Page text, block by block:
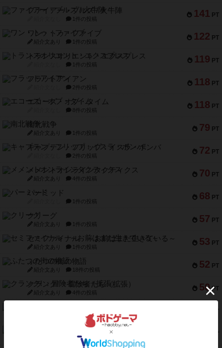
141 PT
ファイアー・ブルズ / 火牛陣
1件の投稿
122 PT
ワン・トゥ・ファイブ
紹介文あり 1件の投稿
119 PT
トランスオリエント・エクスプレス
1件の投稿
118 PT
フラットアイアン
2件の投稿
118 PT
エコーズ・オブ・タイム
8件の投稿
79 PT
南北戦争
紹介文あり 1件の投稿
72 PT
キャプテン・フリップ：イスラ・ボンバ
2件の投稿
70 PT
メメントオンラインタクティクス
紹介文あり 4件の投稿
68 PT
パーミッド
1件の投稿
57 PT
クリーグ
紹介文あり 1件の投稿
53 PT
セミファイナル ～お前はまだ生きている～
紹介文あり 1件の投稿
52 PT
ふたつの街の物語
紹介文あり 18件の投稿
50 PT
クランク! ：冒険者たち（拡張）
紹介文あり 4件の投稿
PT
1件の投稿
PT
スターマイン・ラミー ポケット
2件の投稿